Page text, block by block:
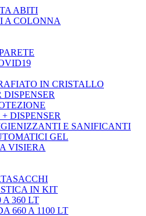
ABITI
A COLONNA
IN CRISTALLO
DISPENSER
E SANIFICANTI
GEL
VISIERA
IN KIT
360 LT
660 A 1100 LT